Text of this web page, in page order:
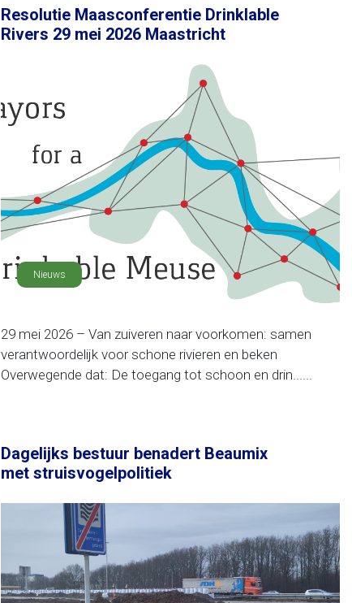
Resolutie Maasconferentie Drinklable
Rivers 29 mei 2026 Maastricht
Nieuws
29 mei 2026 – Van zuiveren naar voorkomen: samen
verantwoordelijk voor schone rivieren en beken
Overwegende dat: De toegang tot schoon en drin......
Dagelijks bestuur benadert Beaumix
met struisvogelpolitiek